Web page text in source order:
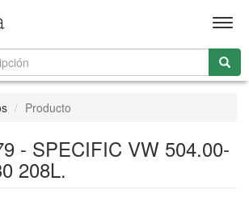
Producto
- SPECIFIC VW 504.00-
208L.